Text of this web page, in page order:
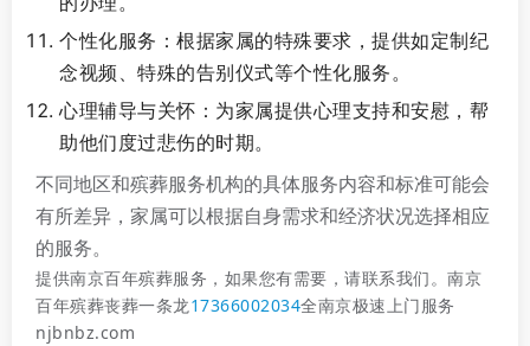
个性化服务：根据家属的特殊要求，提供如定制纪
念视频、特殊的告别仪式等个性化服务。
心理辅导与关怀：为家属提供心理支持和安慰，帮
助他们度过悲伤的时期。
不同地区和殡葬服务机构的具体服务内容和标准可能会
有所差异，家属可以根据自身需求和经济状况选择相应
的服务。
提供南京百年殡葬服务，如果您有需要，请联系我们。南京
百年殡葬丧葬一条龙17366002034全南京极速上门服务
njbnbz.com